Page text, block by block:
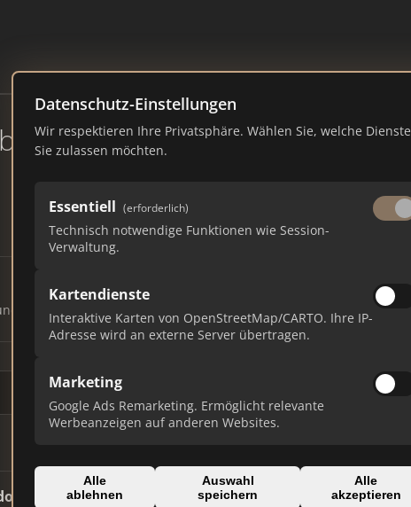
Datenschutz-Einstellungen
Wir respektieren Ihre Privatsphäre. Wählen Sie, welche Dienste
Sie zulassen möchten.
Essentiell (erforderlich)
Technisch notwendige Funktionen wie Session-
Verwaltung.
Kartendienste
Interaktive Karten von OpenStreetMap/CARTO. Ihre IP-
Adresse wird an externe Server übertragen.
Marketing
Google Ads Remarketing. Ermöglicht relevante
Werbeanzeigen auf anderen Websites.
Alle
ablehnen
Auswahl
speichern
Alle
akzeptieren
- Inh. Elmar Rothenbacher
erhalten Sie monatliche Ranking-Updates.
Domain: